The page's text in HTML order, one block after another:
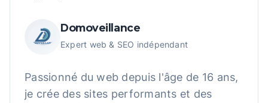
Domoveillance
Expert web & SEO indépendant
Passionné du web depuis l'âge de 16 ans,
je crée des sites performants et des